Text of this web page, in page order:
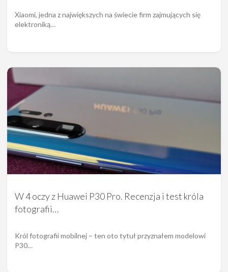
Xiaomi, jedna z największych na świecie firm zajmujących się
elektroniką…
W 4 oczy z Huawei P30 Pro. Recenzja i test króla
fotografii…
Król fotografii mobilnej – ten oto tytuł przyznałem modelowi
P30…